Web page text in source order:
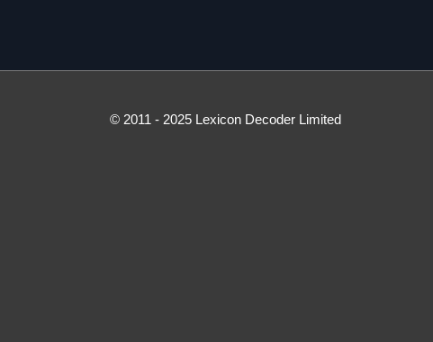
© 2011 - 2025 Lexicon Decoder Limited